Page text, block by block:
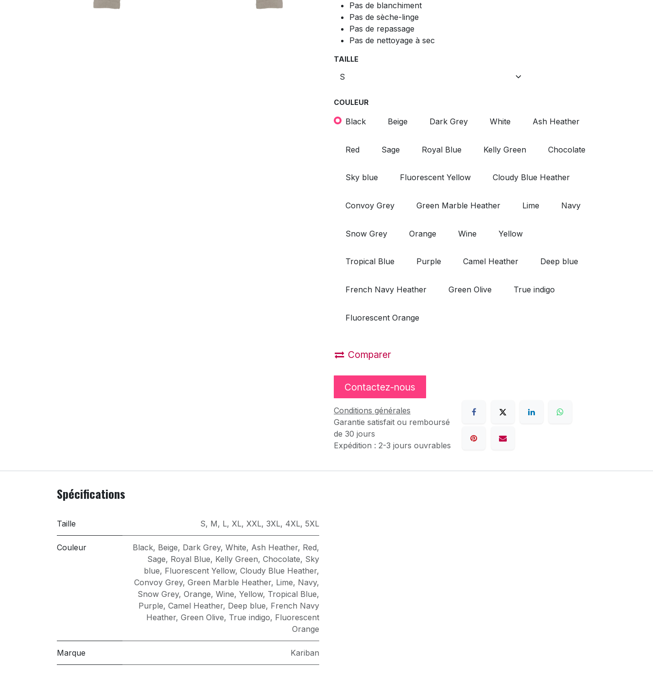
Pas de blanchiment
Pas de sèche-linge
Pas de repassage
Pas de nettoyage à sec
TAILLE
COULEUR
Black Beige Dark Grey White Ash Heather
Red Sage Royal Blue Kelly Green Chocolate
Sky blue Fluorescent Yellow Cloudy Blue Heather
Convoy Grey Green Marble Heather Lime Navy
Snow Grey Orange Wine Yellow
Tropical Blue Purple Camel Heather Deep blue
French Navy Heather Green Olive True indigo
Fluorescent Orange
Comparer
Contactez-nous
Conditions générales
Garantie satisfait ou remboursé
de 30 jours
Expédition : 2-3 jours ouvrables
Spécifications
Taille S, M, L, XL, XXL, 3XL, 4XL, 5XL
Couleur Black, Beige, Dark Grey, White, Ash Heather, Red,
Sage, Royal Blue, Kelly Green, Chocolate, Sky
blue, Fluorescent Yellow, Cloudy Blue Heather,
Convoy Grey, Green Marble Heather, Lime, Navy,
Snow Grey, Orange, Wine, Yellow, Tropical Blue,
Purple, Camel Heather, Deep blue, French Navy
Heather, Green Olive, True indigo, Fluorescent
Orange
Marque Kariban